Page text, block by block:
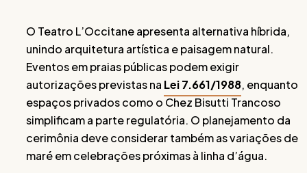
O Teatro L’Occitane apresenta alternativa híbrida,
unindo arquitetura artística e paisagem natural.
Eventos em praias públicas podem exigir
autorizações previstas na Lei 7.661/1988, enquanto
espaços privados como o Chez Bisutti Trancoso
simplificam a parte regulatória. O planejamento da
cerimônia deve considerar também as variações de
maré em celebrações próximas à linha d’água.